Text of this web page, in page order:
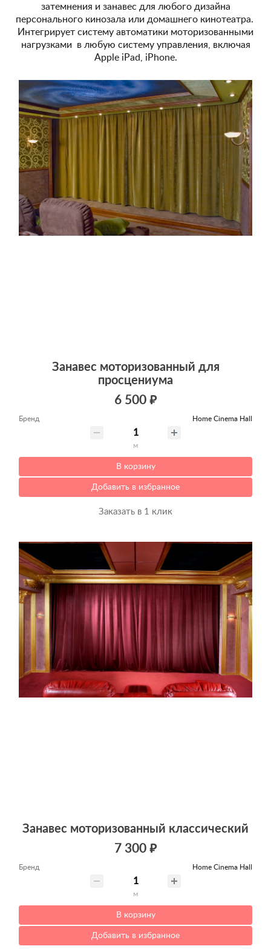
затемнения и занавес для любого дизайна
персонального кинозала или домашнего кинотеатра.
Интегрирует систему автоматики моторизованными
нагрузками в любую систему управления, включая
Apple iPad, iPhone.
Занавес моторизованный для
просцениума
6 500 ₽
Бренд Home Cinema Hall
м
В корзину
Добавить в избранное
Заказать в 1 клик
Занавес моторизованный классический
7 300 ₽
Бренд Home Cinema Hall
м
В корзину
Добавить в избранное